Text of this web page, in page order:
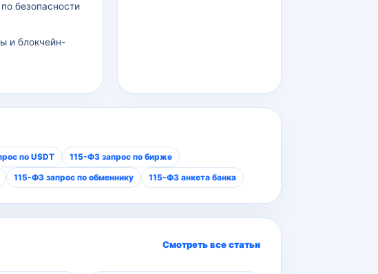
безопасности
и блокчейн-
по USDT 115-ФЗ запрос по бирже
115-ФЗ запрос по обменнику 115-ФЗ анкета банка
Смотреть все статьи